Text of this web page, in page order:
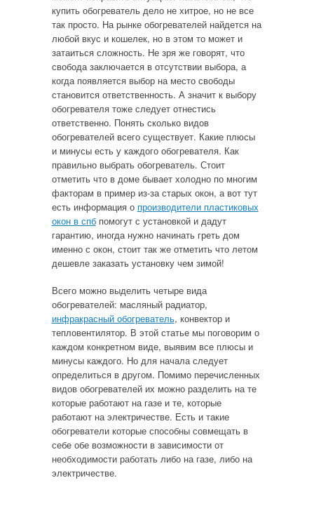
купить обогреватель дело не хитрое, но не все
так просто. На рынке обогревателей найдется на
любой вкус и кошелек, но в этом то может и
затаиться сложность. Не зря же говорят, что
свобода заключается в отсутствии выбора, а
когда появляется выбор на место свободы
становится ответственность. А значит к выбору
обогревателя тоже следует отнестись
ответственно. Понять сколько видов
обогревателей всего существует. Какие плюсы
и минусы есть у каждого обогревателя. Как
правильно выбрать обогреватель. Стоит
отметить что в доме бывает холодно по многим
факторам в пример из-за старых окон, а вот тут
есть информация о производители пластиковых
окон в спбпомогут с установкой и дадут
гарантию, иногда нужно начинать греть дом
именно с окон, стоит так же отметить что летом
дешевле заказать установку чем зимой!
Всего можно выделить четыре вида
обогревателей: масляный радиатор,
инфракрасный обогреватель, конвектор и
тепловентилятор. В этой статье мы поговорим о
каждом конкретном виде, выявим все плюсы и
минусы каждого. Но для начала следует
определиться в другом. Помимо перечисленных
видов обогревателей их можно разделить на те
которые работают на газе и те, которые
работают на электричестве. Есть и такие
обогреватели которые способны совмещать в
себе обе возможности в зависимости от
необходимости работать либо на газе, либо на
электричестве.